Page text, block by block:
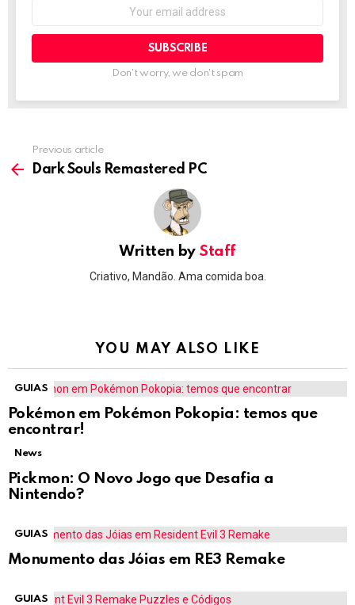
Don't worry, we don't spam
more
Previous article
Dark Souls Remastered PC
Written by Staff
Criativo, Mandão. Ama comida boa.
YOU MAY ALSO LIKE
GUIAS
Pokémon em Pokémon Pokopia: temos que
encontrar!
News
Pickmon: O Novo Jogo que Desafia a
Nintendo?
GUIAS
Monumento das Jóias em RE3 Remake
GUIAS